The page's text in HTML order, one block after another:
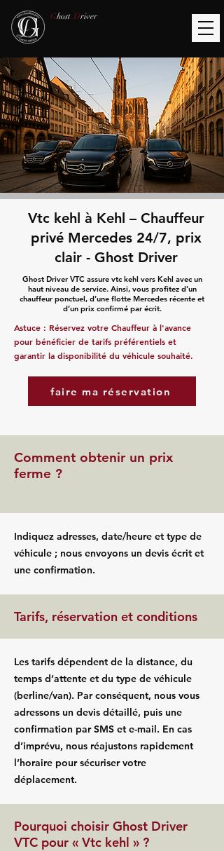
Ghost Driver
Vtc kehl à Kehl – Chauffeur
privé Mercedes 24/7, prix
clair - Ghost Driver
Ghost Driver VTC assure vtc kehl vers Kehl avec un
haut niveau de service. Ainsi, vous profitez d’un
chauffeur ponctuel, d’une flotte Mercedes récente et
d’un prix confirmé par écrit.
Astuce : Réservez votre Chauffeur à l'avance
pour bénéficier de tarifs préférentiels et
garantir la disponibilité du véhicule souhaité.
faire ma réservation
Comment obtenir un prix
ferme ?
Indiquez adresses, date/heure et type de
véhicule ; nous envoyons un devis écrit et
une confirmation.
Tarifs, réservation et conditions
Les tarifs dépendent de la distance, du
temps d’attente et du type de véhicule
(berline/van). Par conséquent, nous vous
adressons un devis détaillé, puis une
confirmation par SMS et e-mail. En cas
d’imprévu, nous réajustons rapidement
l’horaire pour sécuriser votre
déplacement.
Pourquoi choisir Ghost Driver
VTC pour « Vtc kehl » ?